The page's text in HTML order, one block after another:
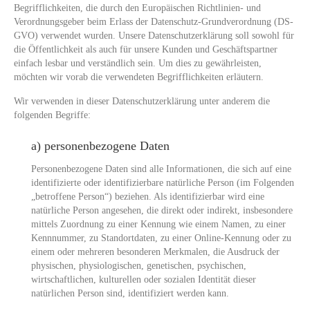
Begrifflichkeiten, die durch den Europäischen Richtlinien- und
Verordnungsgeber beim Erlass der Datenschutz-Grundverordnung (DS-
GVO) verwendet wurden. Unsere Datenschutzerklärung soll sowohl für
die Öffentlichkeit als auch für unsere Kunden und Geschäftspartner
einfach lesbar und verständlich sein. Um dies zu gewährleisten,
möchten wir vorab die verwendeten Begrifflichkeiten erläutern.
Wir verwenden in dieser Datenschutzerklärung unter anderem die
folgenden Begriffe:
a) personenbezogene Daten
Personenbezogene Daten sind alle Informationen, die sich auf eine
identifizierte oder identifizierbare natürliche Person (im Folgenden
„betroffene Person“) beziehen. Als identifizierbar wird eine
natürliche Person angesehen, die direkt oder indirekt, insbesondere
mittels Zuordnung zu einer Kennung wie einem Namen, zu einer
Kennnummer, zu Standortdaten, zu einer Online-Kennung oder zu
einem oder mehreren besonderen Merkmalen, die Ausdruck der
physischen, physiologischen, genetischen, psychischen,
wirtschaftlichen, kulturellen oder sozialen Identität dieser
natürlichen Person sind, identifiziert werden kann.